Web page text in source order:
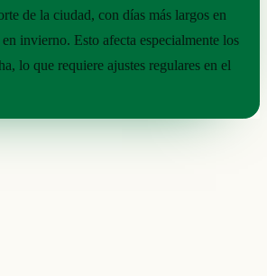
de la ciudad, con días más largos en
invierno. Esto afecta especialmente los
lo que requiere ajustes regulares en el